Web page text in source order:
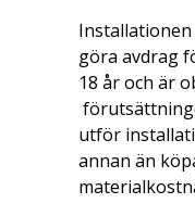
göra avdrag
18 år och är
utför
annan än